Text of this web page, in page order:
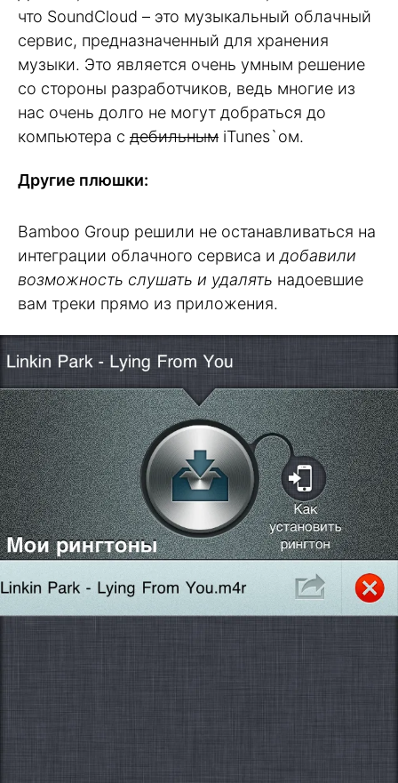
что SoundCloud – это музыкальный облачный
сервис, предназначенный для хранения
музыки. Это является очень умным решение
со стороны разработчиков, ведь многие из
нас очень долго не могут добраться до
компьютера с дебильным iTunes`ом.
Другие плюшки:
Bamboo Group решили не останавливаться на
интеграции облачного сервиса идобавили
возможность слушать и удалять надоевшие
вам треки прямо из приложения.